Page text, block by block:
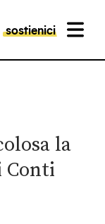
sostienici MENU
la
Conti